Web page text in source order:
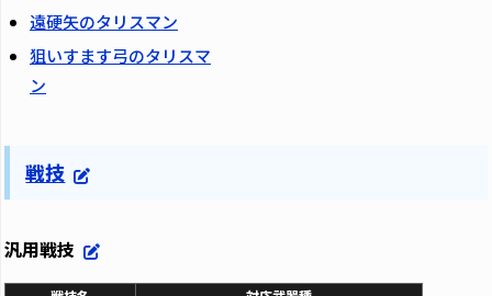
遠硬矢のタリスマン
狙いすます弓のタリスマ
ン
戦技
汎用戦技